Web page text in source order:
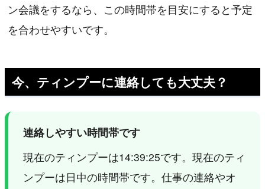
ン会議をするなら、この時間帯を目安にすると予定
を合わせやすいです。
今、ティンプーに連絡しても大丈夫？
連絡しやすい時間帯です
現在のティンプーは14:39:25です。現在のティ
ンプーは日中の時間帯です。仕事の連絡やオ